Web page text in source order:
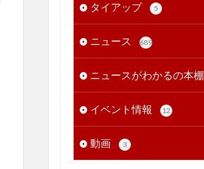
タイアップ 5
ニュース 689
ニュースがわかるの本棚
イベント情報 12
動画 3